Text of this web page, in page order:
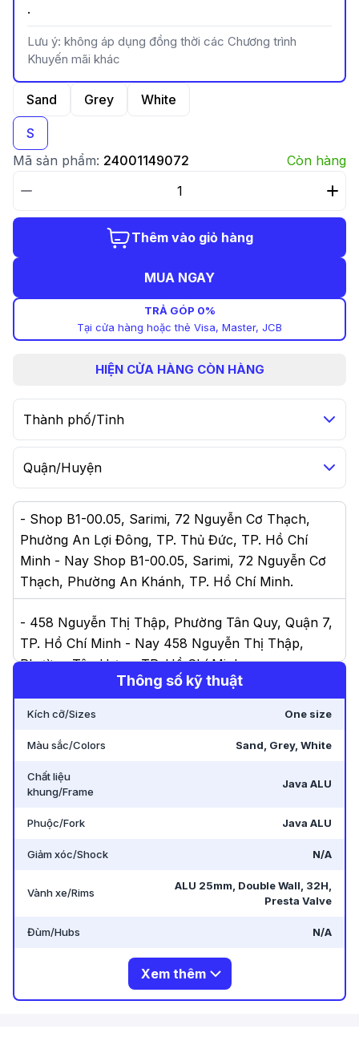
.
Lưu ý: không áp dụng đồng thời các Chương trình
Khuyến mãi khác
Sand Grey White
S
Mã sản phẩm: 24001149072 Còn hàng
Thêm vào giỏ hàng
MUA NGAY
TRẢ GÓP 0%
Tại cửa hàng hoặc thẻ Visa, Master, JCB
HIỆN CỬA HÀNG CÒN HÀNG
Thành phố/Tỉnh
Quận/Huyện
- Shop B1-00.05, Sarimi, 72 Nguyễn Cơ Thạch,
Phường An Lợi Đông, TP. Thủ Đức, TP. Hồ Chí
Minh - Nay Shop B1-00.05, Sarimi, 72 Nguyễn Cơ
Thạch, Phường An Khánh, TP. Hồ Chí Minh.
- 458 Nguyễn Thị Thập, Phường Tân Quy, Quận 7,
TP. Hồ Chí Minh - Nay 458 Nguyễn Thị Thập,
Phường Tân Hưng, TP. Hồ Chí Minh.
Thông số kỹ thuật
Kích cỡ/Sizes One size
Màu sắc/Colors Sand, Grey, White
Chất liệu
khung/Frame
Java ALU
Phuộc/Fork Java ALU
Giảm xóc/Shock N/A
Vành xe/Rims
ALU 25mm, Double Wall, 32H,
Presta Valve
Đùm/Hubs N/A
Xem thêm